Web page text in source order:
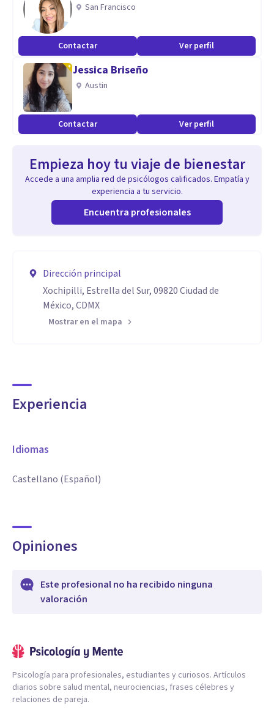
San Francisco
Contactar Ver perfil
Jessica Briseño
Austin
Contactar Ver perfil
Empieza hoy tu viaje de bienestar
Accede a una amplia red de psicólogos calificados. Empatía y
experiencia a tu servicio.
Encuentra profesionales
Dirección principal
Xochipilli, Estrella del Sur, 09820 Ciudad de
México, CDMX
Mostrar en el mapa
Experiencia
Idiomas
Castellano (Español)
Opiniones
Este profesional no ha recibido ninguna
valoración
Psicología para profesionales, estudiantes y curiosos. Artículos
diarios sobre salud mental, neurociencias, frases célebres y
relaciones de pareja.